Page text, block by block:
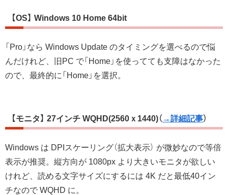
【OS】 Windows 10 Home 64bit
「Pro」なら Windows Update のタイミングを選べるので悩
んだけれど、旧PC で「Home」を使ってても支障はなかった
ので、最終的に「Home」を選択。
【モニタ】 27インチ WQHD(2560ｘ1440)（ →詳細記事）
Windows は DPIスケーリング（拡大表示） が微妙なので等倍
表示が推奨。縦方向が 1080px より大きいモニタが欲しい
けれど、読める文字サイズにするには 4K だと最低40イン
チなので WQHD に。